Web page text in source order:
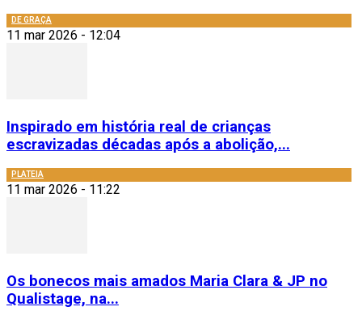
DE GRAÇA
11 mar 2026 - 12:04
Inspirado em história real de crianças
escravizadas décadas após a abolição,...
PLATEIA
11 mar 2026 - 11:22
Os bonecos mais amados Maria Clara & JP no
Qualistage, na...